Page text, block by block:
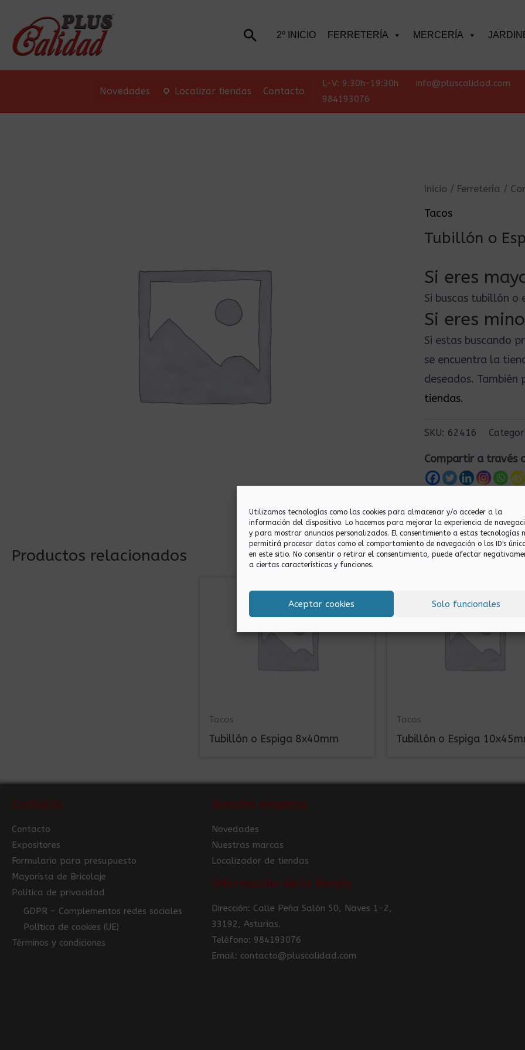
Utilizamos tecnologías como las cookies para almacenar y/o acceder a la
información del dispositivo. Lo hacemos para mejorar la experiencia de
y para mostrar anuncios personalizados. El consentimiento a estas tecnologías
permitirá procesar datos como el comportamiento de navegación o los ID's
en este sitio. No consentir o retirar el consentimiento, puede afectar
a ciertas características y funciones.
Aceptar cookies Solo funcionales
Buscar2º INICIO FERRETERÍA MERCERÍA
Novedades Localizar tiendas Contacto
L-V: 9:30h-19:30h info@pluscalidad.com
984193076
Inicio / Ferretería /
Tacos
Tubillón o
Si eres
Si buscas tubillón o
Si eres
Si estas buscando
se encuentra la
deseados. También
tiendas.
SKU: 62416
Compartir a través
Productos relacionados
Tacos
Tubillón o Espiga 8x40mm
Tacos
Tubillón o Espiga
Contacto
Contacto
Expositores
Formulario para presupuesto
Mayorista de Bricolaje
Política de privacidad
GDPR – Complementos redes sociales
Política de cookies (UE)
Términos y condiciones
Nuestra empresa
Novedades
Nuestras marcas
Localizador de tiendas
Información de la tienda
Dirección: Calle Peña Salón 50, Naves 1-2,
33192, Asturias.
Teléfono: 984193076
Email: contacto@pluscalidad.com